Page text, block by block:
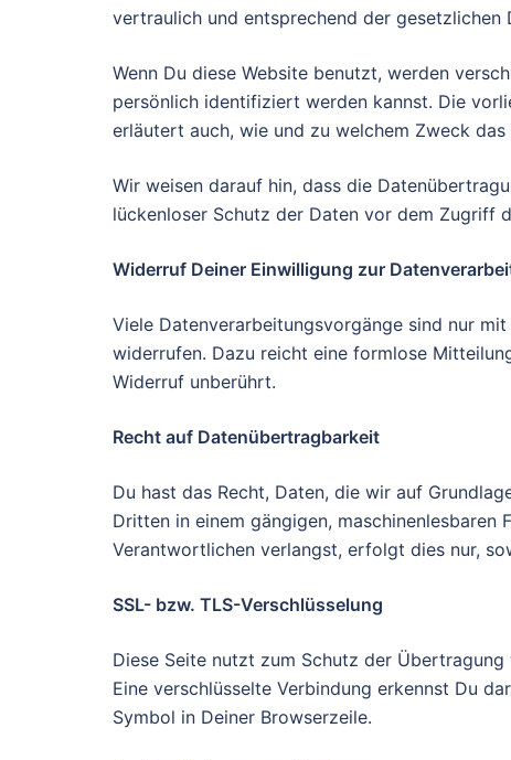
vertraulich und entsprechend der
Wenn Du diese Website benutzt, werden
persönlich identifiziert werden kannst. Die
erläutert auch, wie und zu welchem Zweck das
Wir weisen darauf hin, dass die
lückenloser Schutz der Daten vor dem Zugriff
Widerruf Deiner Einwilligung zur
Viele Datenverarbeitungsvorgänge sind nur
widerrufen. Dazu reicht eine formlose
Widerruf unberührt.
Recht auf Datenübertragbarkeit
Du hast das Recht, Daten, die wir auf
Dritten in einem gängigen,
Verantwortlichen verlangst, erfolgt dies nur,
SSL- bzw. TLS-Verschlüsselung
Diese Seite nutzt zum Schutz der
Eine verschlüsselte Verbindung erkennst Du
Symbol in Deiner Browserzeile.